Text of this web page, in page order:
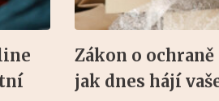
Zákon o
jak dnes hájí